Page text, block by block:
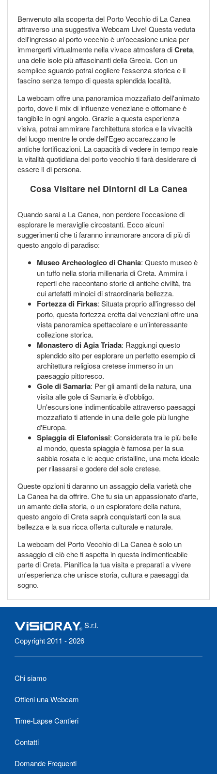
Benvenuto alla scoperta del Porto Vecchio di La Canea
attraverso una suggestiva Webcam Live! Questa veduta
dell'ingresso al porto vecchio è un'occasione unica per
immergerti virtualmente nella vivace atmosfera diCreta,
una delle isole più affascinanti della Grecia. Con un
semplice sguardo potrai cogliere l'essenza storica e il
fascino senza tempo di questa splendida località.
La webcam offre una panoramica mozzafiato dell'animato
porto, dove il mix di influenze veneziane e ottomane è
tangibile in ogni angolo. Grazie a questa esperienza
visiva, potrai ammirare l'architettura storica e la vivacità
del luogo mentre le onde dell'Egeo accarezzano le
antiche fortificazioni. La capacità di vedere in tempo reale
la vitalità quotidiana del porto vecchio ti farà desiderare di
essere lì di persona.
Cosa Visitare nei Dintorni di La Canea
Quando sarai a La Canea, non perdere l'occasione di
esplorare le meraviglie circostanti. Ecco alcuni
suggerimenti che ti faranno innamorare ancora di più di
questo angolo di paradiso:
Museo Archeologico di Chania: Questo museo è
un tuffo nella storia millenaria di Creta. Ammira i
reperti che raccontano storie di antiche civiltà, tra
cui artefatti minoici di straordinaria bellezza.
Fortezza di Firkas: Situata proprio all'ingresso del
porto, questa fortezza eretta dai veneziani offre una
vista panoramica spettacolare e un'interessante
collezione storica.
Monastero di Agia Triada: Raggiungi questo
splendido sito per esplorare un perfetto esempio di
architettura religiosa cretese immerso in un
paesaggio pittoresco.
Gole di Samaria: Per gli amanti della natura, una
visita alle gole di Samaria è d'obbligo.
Un'escursione indimenticabile attraverso paesaggi
mozzafiato ti attende in una delle gole più lunghe
d'Europa.
Spiaggia di Elafonissi: Considerata tra le più belle
al mondo, questa spiaggia è famosa per la sua
sabbia rosata e le acque cristalline, una meta ideale
per rilassarsi e godere del sole cretese.
Queste opzioni ti daranno un assaggio della varietà che
La Canea ha da offrire. Che tu sia un appassionato d'arte,
un amante della storia, o un esploratore della natura,
questo angolo di Creta saprà conquistarti con la sua
bellezza e la sua ricca offerta culturale e naturale.
La webcam del Porto Vecchio di La Canea è solo un
assaggio di ciò che ti aspetta in questa indimenticabile
parte di Creta. Pianifica la tua visita e preparati a vivere
un'esperienza che unisce storia, cultura e paesaggi da
sogno.
S.r.l.
Copyright 2011 - 2026
Chi siamo
Ottieni una Webcam
Time-Lapse Cantieri
Contatti
Domande Frequenti